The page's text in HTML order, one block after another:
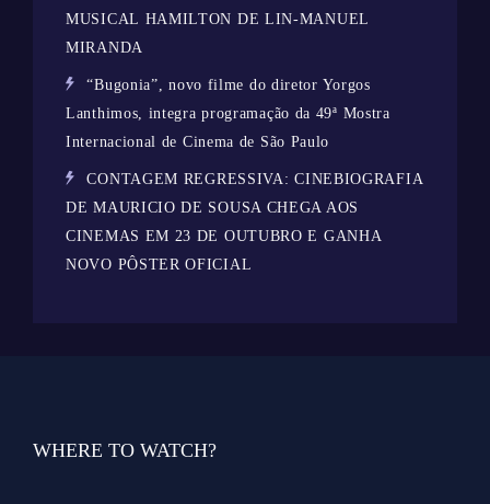
MUSICAL HAMILTON DE LIN-MANUEL
MIRANDA
“Bugonia”, novo filme do diretor Yorgos
Lanthimos, integra programação da 49ª Mostra
Internacional de Cinema de São Paulo
CONTAGEM REGRESSIVA: CINEBIOGRAFIA
DE MAURICIO DE SOUSA CHEGA AOS
CINEMAS EM 23 DE OUTUBRO E GANHA
NOVO PÔSTER OFICIAL
WHERE TO WATCH?